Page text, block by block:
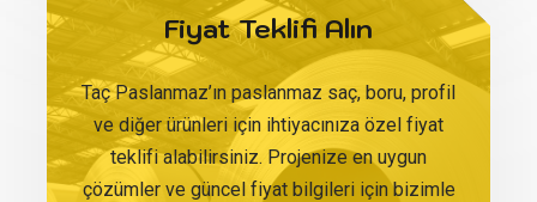
Fiyat Teklifi Alın
Taç Paslanmaz’ın paslanmaz saç, boru, profil
ve diğer ürünleri için ihtiyacınıza özel fiyat
teklifi alabilirsiniz. Projenize en uygun
çözümler ve güncel fiyat bilgileri için bizimle